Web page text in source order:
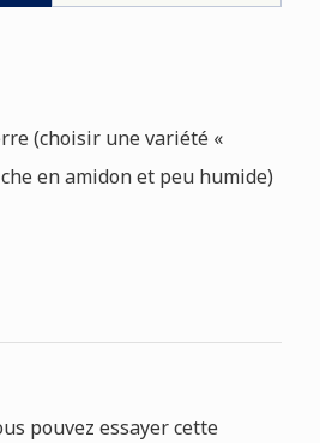
(choisir une variété «
en amidon et peu humide)
pouvez essayer cette